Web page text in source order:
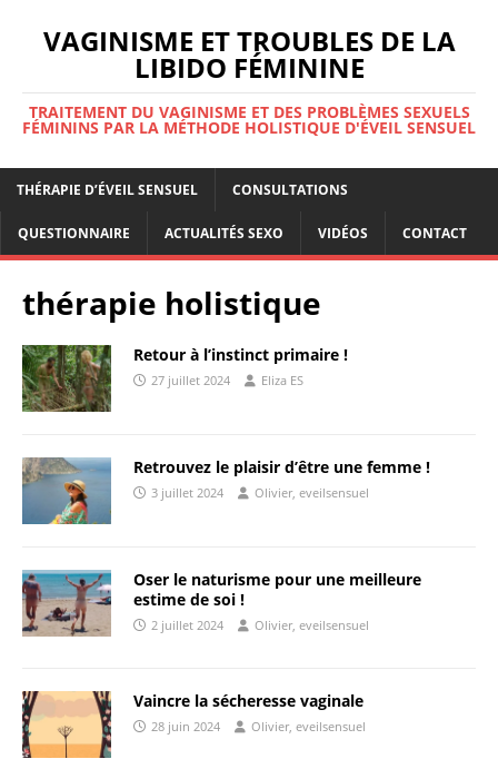
VAGINISME ET TROUBLES DE LA
LIBIDO FÉMININE
TRAITEMENT DU VAGINISME ET DES PROBLÈMES SEXUELS
FÉMININS PAR LA MÉTHODE HOLISTIQUE D'ÉVEIL SENSUEL
THÉRAPIE D’ÉVEIL SENSUEL CONSULTATIONS
QUESTIONNAIRE ACTUALITÉS SEXO VIDÉOS CONTACT
thérapie holistique
Retour à l’instinct primaire !
27 juillet 2024 Eliza ES
Retrouvez le plaisir d’être une femme !
3 juillet 2024 Olivier, eveilsensuel
Oser le naturisme pour une meilleure
estime de soi !
2 juillet 2024 Olivier, eveilsensuel
Vaincre la sécheresse vaginale
28 juin 2024 Olivier, eveilsensuel